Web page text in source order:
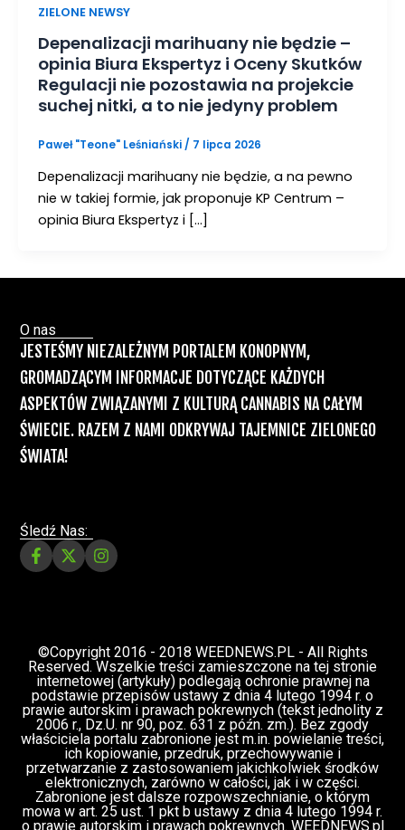
ZIELONE NEWSY
Depenalizacji marihuany nie będzie –
opinia Biura Ekspertyz i Oceny Skutków
Regulacji nie pozostawia na projekcie
suchej nitki, a to nie jedyny problem
Paweł "Teone" Leśniański / 7 lipca 2026
Depenalizacji marihuany nie będzie, a na pewno
nie w takiej formie, jak proponuje KP Centrum –
opinia Biura Ekspertyz i […]
O nas
JESTEŚMY NIEZALEŻNYM PORTALEM KONOPNYM,
GROMADZĄCYM INFORMACJE DOTYCZĄCE KAŻDYCH
ASPEKTÓW ZWIĄZANYMI Z KULTURĄ CANNABIS NA CAŁYM
ŚWIECIE. RAZEM Z NAMI ODKRYWAJ TAJEMNICE ZIELONEGO
ŚWIATA!
Śledź Nas:
©Copyright 2016 - 2018 WEEDNEWS.PL - All Rights
Reserved. Wszelkie treści zamieszczone na tej stronie
internetowej (artykuły) podlegają ochronie prawnej na
podstawie przepisów ustawy z dnia 4 lutego 1994 r. o
prawie autorskim i prawach pokrewnych (tekst jednolity z
2006 r., Dz.U. nr 90, poz. 631 z późn. zm.). Bez zgody
właściciela portalu zabronione jest m.in. powielanie treści,
ich kopiowanie, przedruk, przechowywanie i
przetwarzanie z zastosowaniem jakichkolwiek środków
elektronicznych, zarówno w całości, jak i w części.
Zabronione jest dalsze rozpowszechnianie, o którym
mowa w art. 25 ust. 1 pkt b ustawy z dnia 4 lutego 1994 r.
o prawie autorskim i prawach pokrewnych. WEEDNEWS.pl